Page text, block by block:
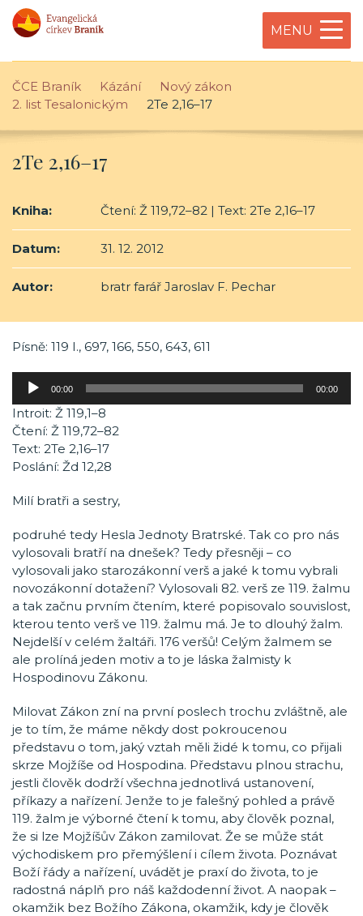
MENU
ČCE Braník Kázání
Nový zákon
2. list Tesalonickým
2Te 2,16–17
2Te 2,16–17
Kniha: Čtení: Ž 119,72–82 | Text: 2Te 2,16–17
Datum: 31. 12. 2012
Autor: bratr farář Jaroslav F. Pechar
Písně: 119 I., 697, 166, 550, 643, 611
Audio
00:00 00:00
Introit: Ž 119,1–8
Čtení: Ž 119,72–82
Text: 2Te 2,16–17
Poslání: Žd 12,28
Milí bratři a sestry,
podruhé tedy Hesla Jednoty Bratrské. Tak co pro nás
vylosovali bratří na dnešek? Tedy přesněji – co
vylosovali jako starozákonní verš a jaké k tomu vybrali
novozákonní dotažení? Vylosovali 82. verš ze 119. žalmu
a tak začnu prvním čtením, které popisovalo souvislost,
kterou tento verš ve 119. žalmu má. Je to dlouhý žalm.
Nejdelší v celém žaltáři. 176 veršů! Celým žalmem se
ale prolíná jeden motiv a to je láska žalmisty k
Hospodinovu Zákonu.
Milovat Zákon zní na první poslech trochu zvláštně, ale
je to tím, že máme někdy dost pokroucenou
představu o tom, jaký vztah měli židé k tomu, co přijali
skrze Mojžíše od Hospodina. Představu plnou strachu,
jestli člověk dodrží všechna jednotlivá ustanovení,
příkazy a nařízení. Jenže to je falešný pohled a právě
119. žalm je výborné čtení k tomu, aby člověk poznal,
že si lze Mojžíšův Zákon zamilovat. Že se může stát
východiskem pro přemýšlení i cílem života. Poznávat
Boží řády a nařízení, uvádět je praxí do života, to je
radostná náplň pro náš každodenní život. A naopak –
okamžik bez Božího Zákona, okamžik, kdy je člověk